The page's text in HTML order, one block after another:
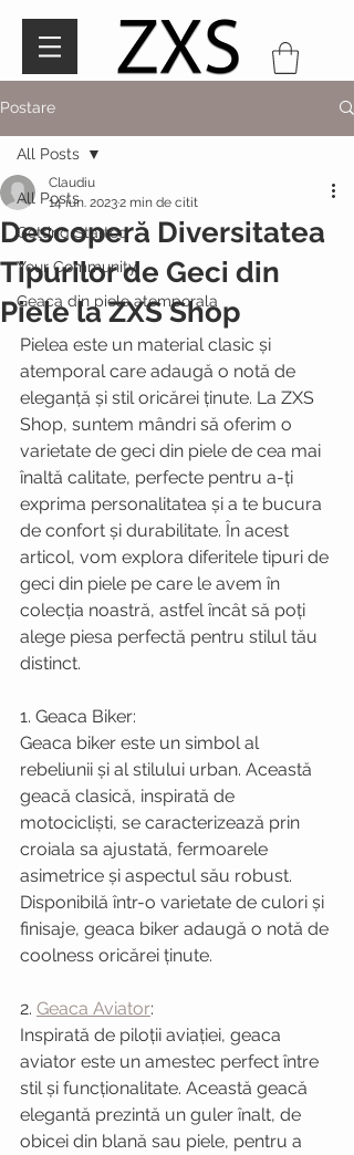
Postare
All Posts
Getting Started
Your Community
Geaca din piele atemporala
All Posts
Descoperă Diversitatea
Tipurilor de Geci din
Piele la ZXS Shop
Claudiu
14 iun. 20232 min de citit
Pielea este un material clasic și
atemporal care adaugă o notă de
eleganță și stil oricărei ținute. La ZXS
Shop, suntem mândri să oferim o
varietate de geci din piele de cea mai
înaltă calitate, perfecte pentru a-ți
exprima personalitatea și a te bucura
de confort și durabilitate. În acest
articol, vom explora diferitele tipuri de
geci din piele pe care le avem în
colecția noastră, astfel încât să poți
alege piesa perfectă pentru stilul tău
distinct.
1. Geaca Biker:
Geaca biker este un simbol al
rebeliunii și al stilului urban. Această
geacă clasică, inspirată de
motocicliști, se caracterizează prin
croiala sa ajustată, fermoarele
asimetrice și aspectul său robust.
Disponibilă într-o varietate de culori și
finisaje, geaca biker adaugă o notă de
coolness oricărei ținute.
2. Geaca Aviator:
Inspirată de piloții aviației, geaca
aviator este un amestec perfect între
stil și funcționalitate. Această geacă
elegantă prezintă un guler înalt, de
obicei din blană sau piele, pentru a